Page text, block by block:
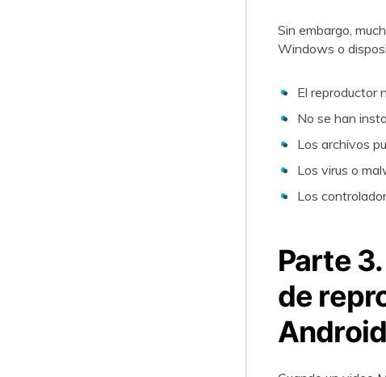
Sin embargo,
Windows o
El reproductor
No se han
Los archivos
Los virus o
Los
Parte
de